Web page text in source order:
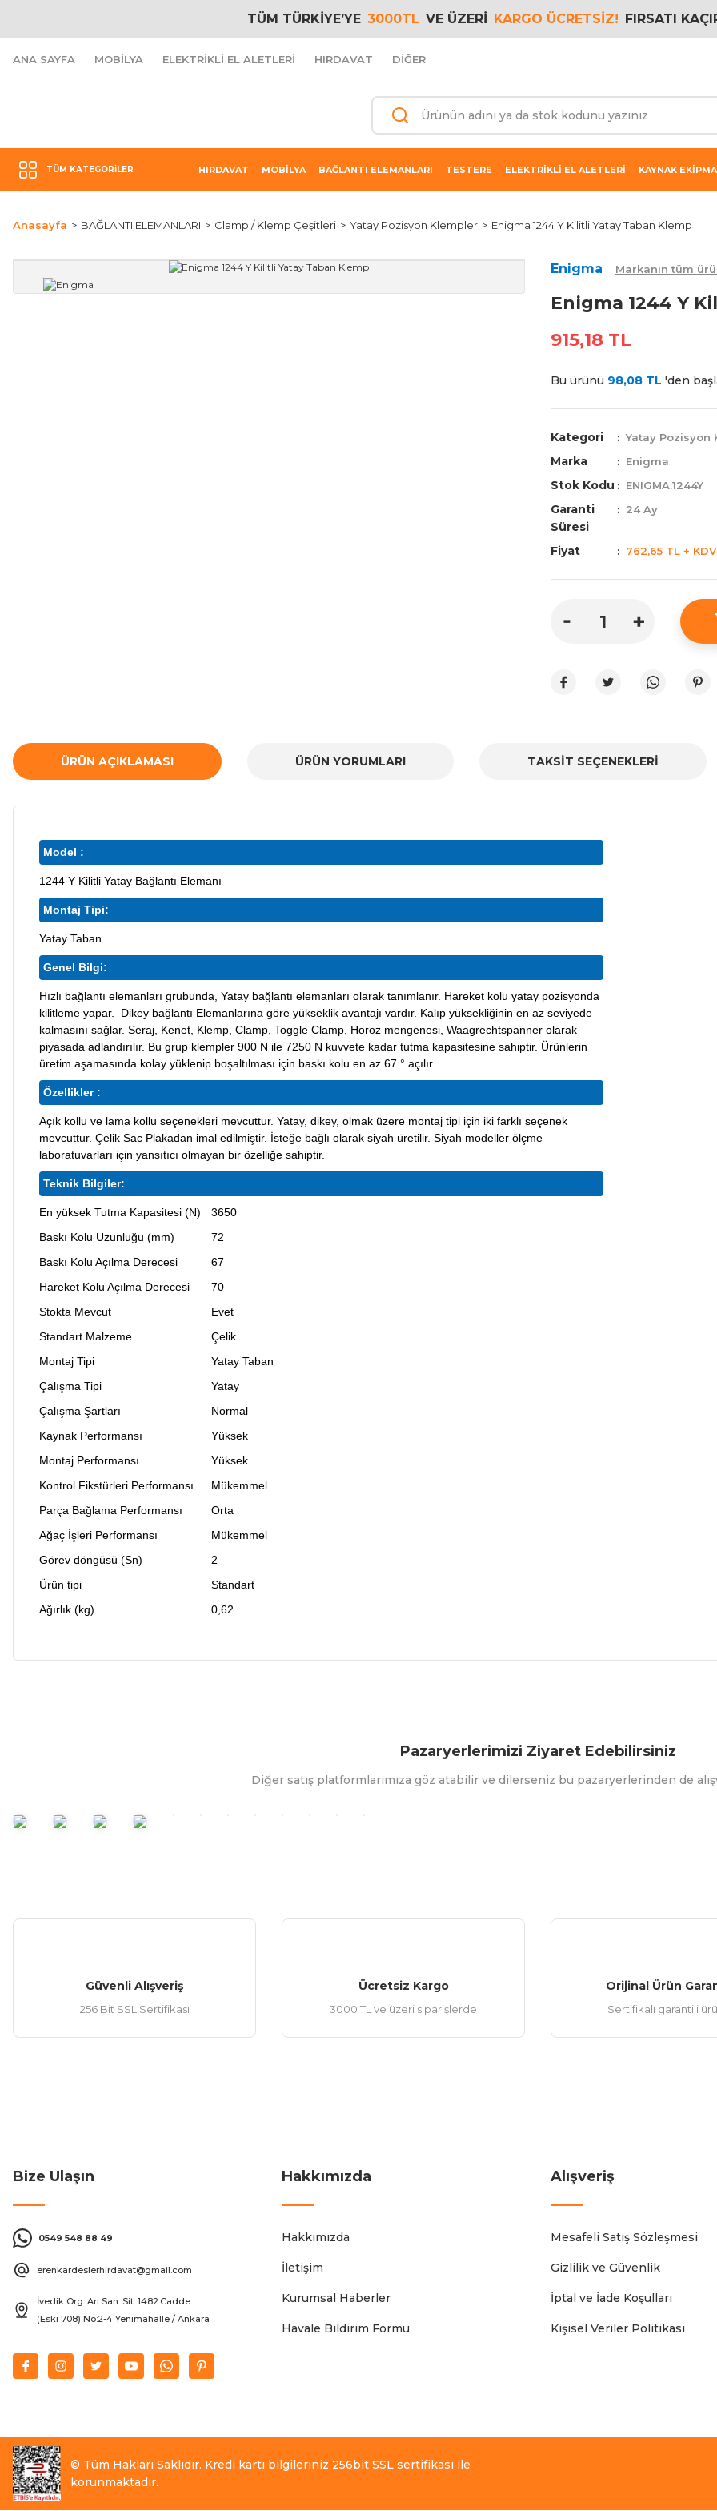
TÜM TÜRKİYE’YE 3000TL VE ÜZERİ KARGO ÜCRETSİZ! FIRSATI
ANA SAYFA MOBİLYA ELEKTRİKLİ EL ALETLERİ HIRDAVAT DİĞER
TÜM KATEGORILER HIRDAVAT MOBİLYA BAĞLANTI ELEMANLARI TESTERE ELEKTRİKLİ EL ALETLERİ KAYNAK
Anasayfa BAĞLANTI ELEMANLARI Clamp / Klemp Çeşitleri Yatay Pozisyon Klempler Enigma 1244 Y Kilitli Yatay Taban Klemp
Enigma Markanın tüm
Enigma 1244 Y
915,18 TL
Bu ürünü 98,08 TL 'den
Kategori Yatay Pozisyon
Marka Enigma
Stok Kodu ENIGMA.1244Y
Garanti
Süresi
24 Ay
Fiyat 762,65 TL + KDV
ÜRÜN AÇIKLAMASI ÜRÜN YORUMLARI TAKSİT SEÇENEKLERİ
Model :
1244 Y Kilitli Yatay Bağlantı Elemanı
Montaj Tipi:
Yatay Taban
Genel Bilgi:
Hızlı bağlantı elemanları grubunda, Yatay bağlantı elemanları olarak tanımlanır. Hareket kolu yatay pozisyonda
kilitleme yapar. Dikey bağlantı Elemanlarına göre yükseklik avantajı vardır. Kalıp yüksekliğinin en az seviyede
kalmasını sağlar. Seraj, Kenet, Klemp, Clamp, Toggle Clamp, Horoz mengenesi, Waagrechtspanner olarak
piyasada adlandırılır. Bu grup klempler 900 N ile 7250 N kuvvete kadar tutma kapasitesine sahiptir. Ürünlerin
üretim aşamasında kolay yüklenip boşaltılması için baskı kolu en az 67 ° açılır.
Özellikler :
Açık kollu ve lama kollu seçenekleri mevcuttur. Yatay, dikey, olmak üzere montaj tipi için iki farklı seçenek
mevcuttur. Çelik Sac Plakadan imal edilmiştir. İsteğe bağlı olarak siyah üretilir. Siyah modeller ölçme
laboratuvarları için yansıtıcı olmayan bir özelliğe sahiptir.
Teknik Bilgiler:
En yüksek Tutma Kapasitesi (N)
3650
Baskı Kolu Uzunluğu (mm)
72
Baskı Kolu Açılma Derecesi
67
Hareket Kolu Açılma Derecesi
70
Stokta Mevcut
Evet
Standart Malzeme
Çelik
Montaj Tipi
Yatay Taban
Çalışma Tipi
Yatay
Çalışma Şartları
Normal
Kaynak Performansı
Yüksek
Montaj Performansı
Yüksek
Kontrol Fikstürleri Performansı
Mükemmel
Parça Bağlama Performansı
Orta
Ağaç İşleri Performansı
Mükemmel
Görev döngüsü (Sn)
2
Ürün tipi
Standart
Ağırlık (kg)
0,62
Ürün açıklamasında eksik bilgiler bulunuyor.
Ürün fiyatı diğer sitelerden daha pahalı.
Pazaryerlerimizi Ziyaret Edebilirsiniz
Diğer satış platformlarımıza göz atabilir ve dilerseniz bu pazaryerlerinden de
Güvenli Alışveriş
256 Bit SSL Sertifikası
Ücretsiz Kargo
3000 TL ve üzeri siparişlerde
Orijinal Ürün
Sertifikalı garantili
Bize Ulaşın
0549 548 88 49
erenkardeslerhirdavat@gmail.com
İvedik Org. Arı San. Sit. 1482.Cadde
(Eski 708) No:2-4 Yenimahalle / Ankara
Hakkımızda
Hakkımızda
İletişim
Kurumsal Haberler
Havale Bildirim Formu
Alışveriş
Mesafeli Satış Sözleşmesi
Gizlilik ve Güvenlik
İptal ve İade Koşulları
Kişisel Veriler Politikası
© Tüm Hakları Saklıdır. Kredi kartı bilgileriniz 256bit SSL sertifikası ile
korunmaktadır.